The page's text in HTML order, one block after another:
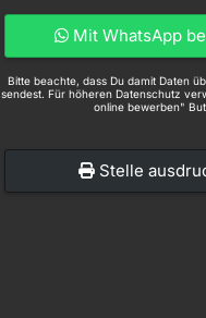
Mit WhatsApp
Bitte beachte, dass Du damit Daten
sendest. Für höheren Datenschutz
online bewerben"
Stelle